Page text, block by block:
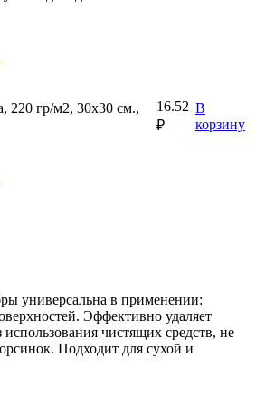
220 гр/м2, 30х30 см.,
16.52
₽
В
корзину
универсальна в применении:
Эффективно удаляет
использования чистящих средств, не
Подходит для сухой и